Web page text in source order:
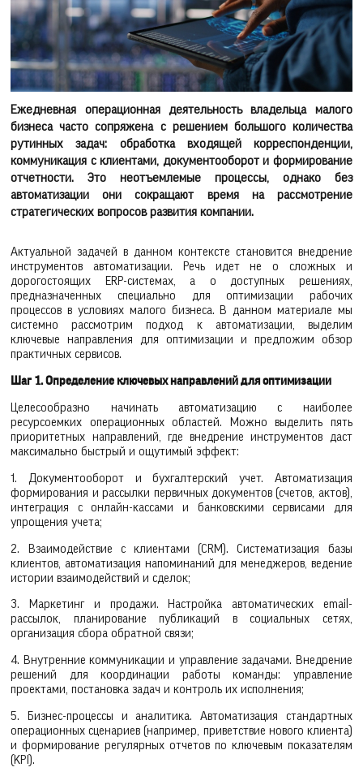
Ежедневная операционная деятельность владельца малого
бизнеса часто сопряжена с решением большого количества
рутинных задач: обработка входящей корреспонденции,
коммуникация с клиентами, документооборот и формирование
отчетности. Это неотъемлемые процессы, однако без
автоматизации они сокращают время на рассмотрение
стратегических вопросов развития компании.
Актуальной задачей в данном контексте становится внедрение
инструментов автоматизации. Речь идет не о сложных и
дорогостоящих ERP-системах, а о доступных решениях,
предназначенных специально для оптимизации рабочих
процессов в условиях малого бизнеса. В данном материале мы
системно рассмотрим подход к автоматизации, выделим
ключевые направления для оптимизации и предложим обзор
практичных сервисов.
Шаг 1. Определение ключевых направлений для оптимизации
Целесообразно начинать автоматизацию с наиболее
ресурсоемких операционных областей. Можно выделить пять
приоритетных направлений, где внедрение инструментов даст
максимально быстрый и ощутимый эффект:
1. Документооборот и бухгалтерский учет. Автоматизация
формирования и рассылки первичных документов (счетов, актов),
интеграция с онлайн-кассами и банковскими сервисами для
упрощения учета;
2. Взаимодействие с клиентами (CRM). Систематизация базы
клиентов, автоматизация напоминаний для менеджеров, ведение
истории взаимодействий и сделок;
3. Маркетинг и продажи. Настройка автоматических email-
рассылок, планирование публикаций в социальных сетях,
организация сбора обратной связи;
4. Внутренние коммуникации и управление задачами. Внедрение
решений для координации работы команды: управление
проектами, постановка задач и контроль их исполнения;
5. Бизнес-процессы и аналитика. Автоматизация стандартных
операционных сценариев (например, приветствие нового клиента)
и формирование регулярных отчетов по ключевым показателям
(KPI).